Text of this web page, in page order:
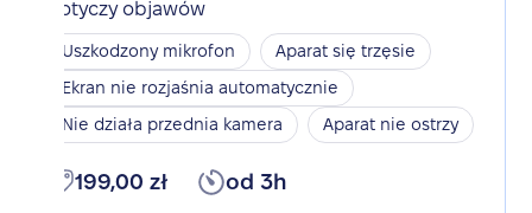
Dotyczy objawów
Uszkodzony mikrofon
Aparat się trzęsie
Ekran nie rozjaśnia automatycznie
Nie działa przednia kamera
Aparat nie ostrzy
199,00 zł od 3h